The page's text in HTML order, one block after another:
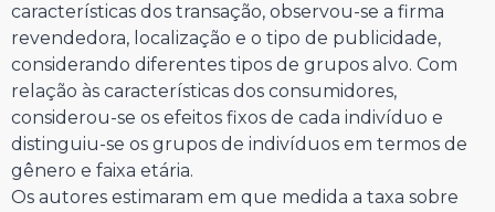
características dos transação, observou-se a firma
revendedora, localização e o tipo de publicidade,
considerando diferentes tipos de grupos alvo. Com
relação às características dos consumidores,
considerou-se os efeitos fixos de cada indivíduo e
distinguiu-se os grupos de indivíduos em termos de
gênero e faixa etária.
Os autores estimaram em que medida a taxa sobre